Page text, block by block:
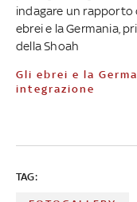
indagare un rapporto
ebrei e la Germania,
della Shoah
Gli ebrei e la Germania: storia dell’illusione di una
integrazione
TAG: